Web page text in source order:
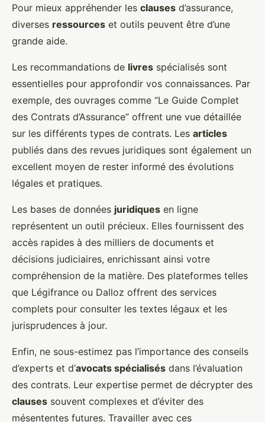
Pour mieux appréhender les clauses d’assurance,
diverses ressources et outils peuvent être d’une
grande aide.
Les recommandations de livres spécialisés sont
essentielles pour approfondir vos connaissances. Par
exemple, des ouvrages comme “Le Guide Complet
des Contrats d’Assurance” offrent une vue détaillée
sur les différents types de contrats. Les articles
publiés dans des revues juridiques sont également un
excellent moyen de rester informé des évolutions
légales et pratiques.
Les bases de données juridiques en ligne
représentent un outil précieux. Elles fournissent des
accès rapides à des milliers de documents et
décisions judiciaires, enrichissant ainsi votre
compréhension de la matière. Des plateformes telles
que Légifrance ou Dalloz offrent des services
complets pour consulter les textes légaux et les
jurisprudences à jour.
Enfin, ne sous-estimez pas l’importance des conseils
d’experts et d’avocats spécialisés dans l’évaluation
des contrats. Leur expertise permet de décrypter des
clauses souvent complexes et d’éviter des
mésententes futures. Travailler avec ces